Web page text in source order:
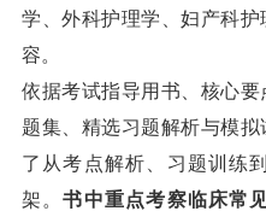
学、外科护理学、妇产科
容。
依据考试指导用书、核心
题集、精选习题解析与模
了从考点解析、习题训练
架。书中重点考察临床常